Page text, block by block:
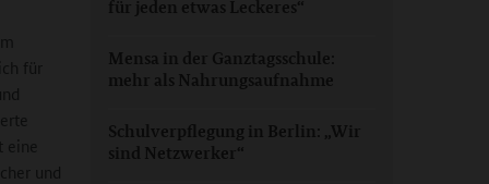
für
eine
und
für jeden etwas Leckeres“
Mensa in der Ganztagsschule:
mehr als Nahrungsaufnahme
Schulverpflegung in Berlin: „Wir
sind Netzwerker“